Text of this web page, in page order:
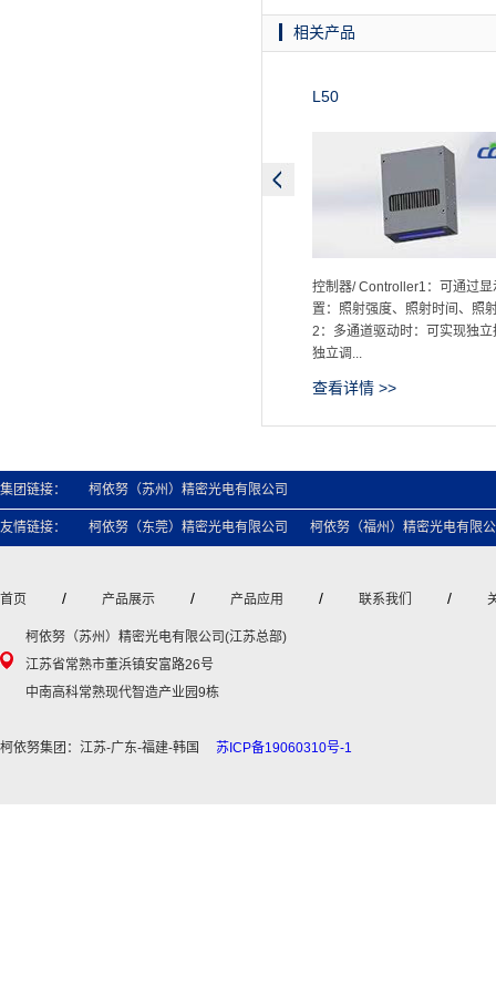
相关产品
L50
控制器/ Controller1：可通过显
置：照射强度、照射时间、照
2：多通道驱动时：可实现独立
独立调...
查看详情 >>
集团链接： 柯依努（苏州）精密光电有限公司
友情链接： 柯依努（东莞）精密光电有限公司 柯依努（福州）精密光电有限
首页 / 产品展示 / 产品应用 / 联系我们 /
柯依努（苏州）精密光电有限公司(江苏总部)
江苏省常熟市董浜镇安富路26号
中南高科常熟现代智造产业园9栋
柯依努集团：江苏-广东-福建-韩国 苏ICP备19060310号-1